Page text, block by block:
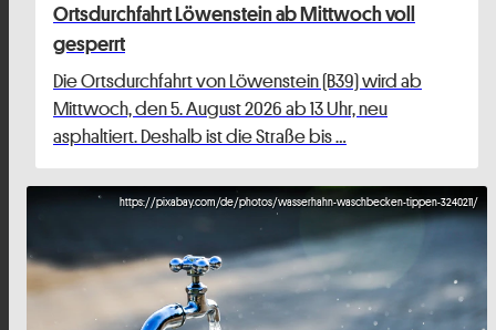
Ortsdurchfahrt Löwenstein ab Mittwoch voll
gesperrt
Die Ortsdurchfahrt von Löwenstein (B39) wird ab
Mittwoch, den 5. August 2026 ab 13 Uhr, neu
asphaltiert. Deshalb ist die Straße bis …
https://pixabay.com/de/photos/wasserhahn-waschbecken-tippen-3240211/